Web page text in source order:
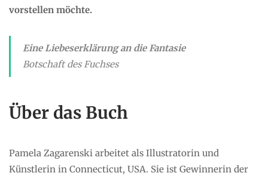
vorstellen möchte.
Eine Liebeserklärung an die Fantasie
Botschaft des Fuchses
Über das Buch
Pamela Zagarenski arbeitet als Illustratorin und
Künstlerin in Connecticut, USA. Sie ist Gewinnerin der